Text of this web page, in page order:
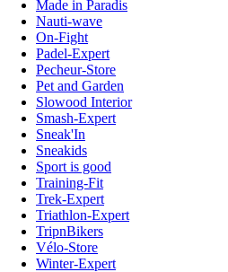
Made in Paradis
Nauti-wave
On-Fight
Padel-Expert
Pecheur-Store
Pet and Garden
Slowood Interior
Smash-Expert
Sneak'In
Sneakids
Sport is good
Training-Fit
Trek-Expert
Triathlon-Expert
TripnBikers
Vélo-Store
Winter-Expert